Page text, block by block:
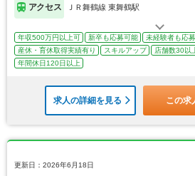
アクセス ＪＲ舞鶴線 東舞鶴駅
年収500万円以上可 新卒も応募可能 未経験者も応
産休・育休取得実績有り
スキルアップ 店舗数30以
年間休日120日以上
求人の詳細を見る この求
更新日：2026年6月18日